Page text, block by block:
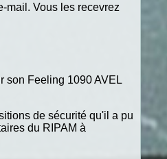
mail. Vous les recevrez
son Feeling 1090 AVEL
de sécurité qu'il a pu
du RIPAM à